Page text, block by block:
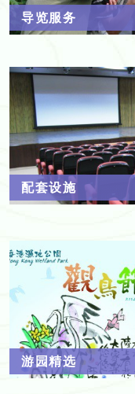
导览服务
配套设施
游园精选